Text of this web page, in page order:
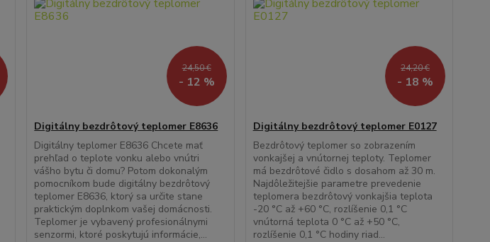
24,50 €
- 12 %
Digitálny bezdrôtový teplomer E8636
Digitálny teplomer E8636 Chcete mať
prehľad o teplote vonku alebo vnútri
vášho bytu či domu? Potom dokonalým
pomocníkom bude digitálny bezdrôtový
teplomer E8636, ktorý sa určite stane
praktickým doplnkom vašej domácnosti.
Teplomer je vybavený profesionálnymi
senzormi, ktoré poskytujú informácie,...
24,20 €
- 18 %
Digitálny bezdrôtový teplomer E0127
Bezdrôtový teplomer so zobrazením
vonkajšej a vnútornej teploty. Teplomer
má bezdrôtové čidlo s dosahom až 30 m.
Najdôležitejšie parametre prevedenie
teplomera bezdrôtový vonkajšia teplota
-20 °C až +60 °C, rozlíšenie 0,1 °C
vnútorná teplota 0 °C až +50 °C,
rozlíšenie 0,1 °C hodiny riad...